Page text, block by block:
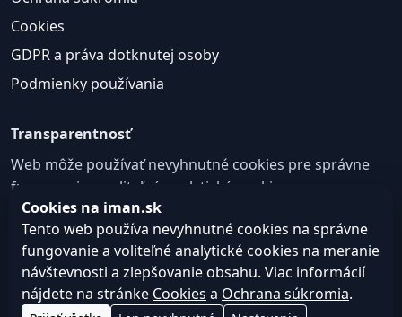
Cookies
GDPR a práva dotknutej osoby
Podmienky používania
Transparentnosť
Web môže používať nevyhnutné cookies pre správne
fungovanie a voliteľné analytické cookies na
zlepšovanie obsahu a používateľskej skúsenosti.
Nastavenie cookies
© 2026
Web design, tvorba webu a SEO –Consultee,
Cookies na iman.sk
Tento web používa nevyhnutné cookies na správne
fungovanie a voliteľné analytické cookies na meranie
návštevnosti a zlepšovanie obsahu. Viac informácií
nájdete na stránke Cookies a Ochrana súkromia.